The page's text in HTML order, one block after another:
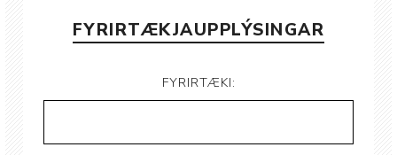
FYRIRTÆKJAUPPLÝSINGAR
FYRIRTÆKI: